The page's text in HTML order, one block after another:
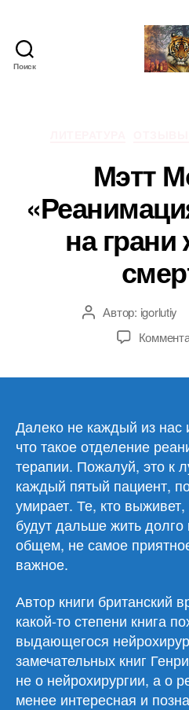
Поиск
Мэтт
на
Автор
записи
Автор: igorlutiy
Далеко не каждый из нас
что такое отделение
терапии. Пожалуй, это к
каждый пятый пациент,
умирает. Те, кто
будут дальше жить долго
общем, не самое
важное.
Автор книги британский
какой-то степени книга
выдающегося
замечательных книг
не о нейрохирургии, а о
менее интересная и